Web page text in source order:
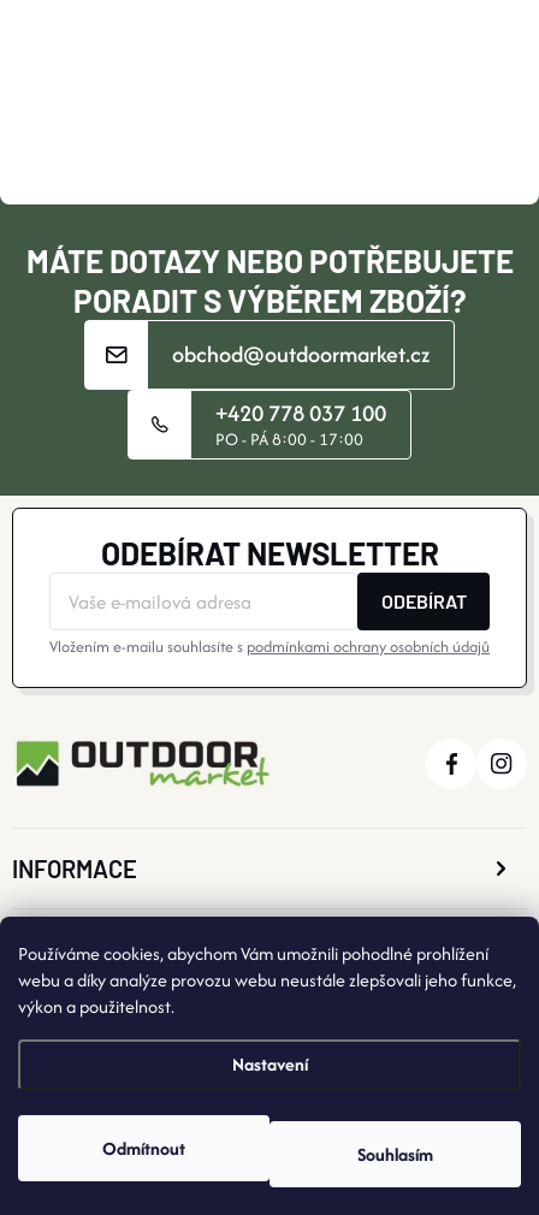
Používáme cookies, abychom Vám umožnili pohodlné prohlížení
webu a díky analýze provozu webu neustále zlepšovali jeho funkce,
výkon a použitelnost.
Nastavení
Odmítnout Souhlasím
T
MÁTE DOTAZY NEBO POTŘEBUJETE
PORADIT S VÝBĚREM ZBOŽÍ?
obchod@outdoormarket.cz
+420 778 037 100
PO - PÁ 8:00 - 17:00
ODEBÍRAT NEWSLETTER
ODEBÍRAT
Vložením e-mailu souhlasíte s podmínkami ochrany osobních údajů
INFORMACE
O NÁKUPU
Copyright 2026OutdoorMarket . Všechna práva vyhrazena.